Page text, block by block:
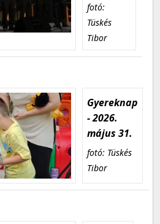
fotó:
Tüskés
Tibor
Gyereknap
- 2026.
május 31.
fotó: Tüskés
Tibor